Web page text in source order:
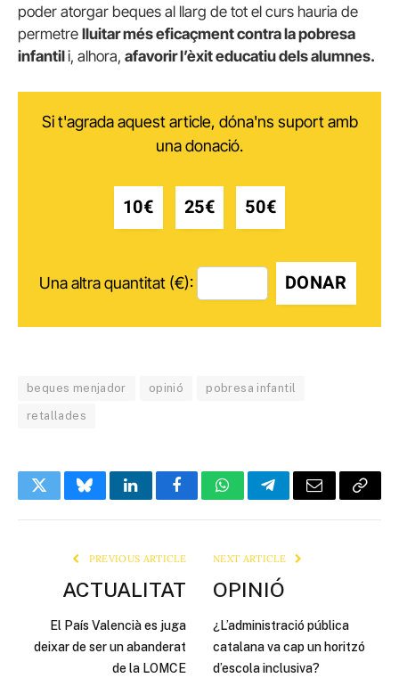
poder atorgar beques al llarg de tot el curs hauria de
permetre lluitar més eficaçment contra la pobresa
infantili, alhora, afavorir l’èxit educatiu dels alumnes.
Si t'agrada aquest article, dóna'ns suport amb
una donació.
10€ 25€ 50€
Una altra quantitat (€): DONAR
beques menjador opinió pobresa infantil
retallades
TwitterBlueskyLinkedInFacebookWhatsAppTelegramEmail Copy
PREVIOUS ARTICLE
ACTUALITAT
El País Valencià es juga
deixar de ser un abanderat
de la LOMCE
NEXT ARTICLE
OPINIÓ
¿L’administració pública
catalana va cap un horitzó
d’escola inclusiva?